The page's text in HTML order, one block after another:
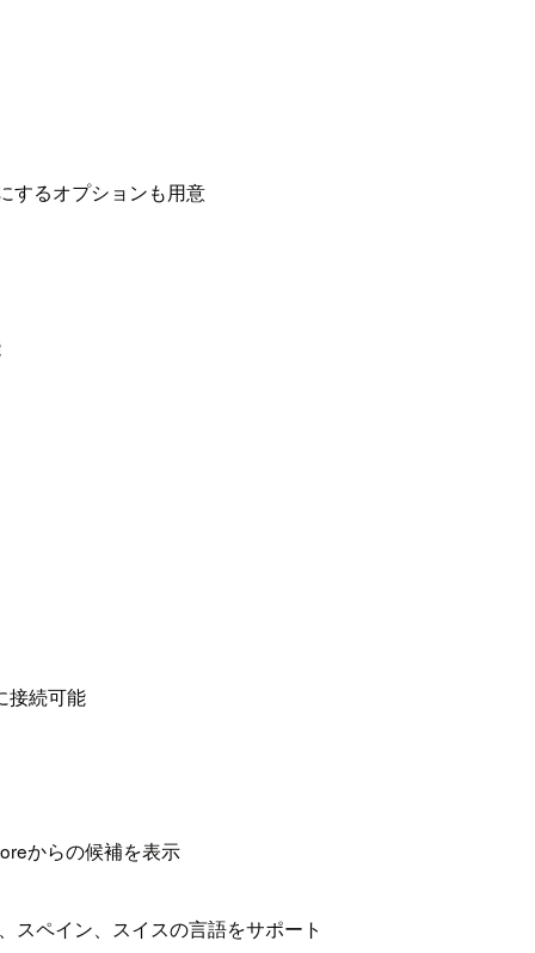
するオプションも用意
接続可能
からの候補を表示
スペイン、スイスの言語をサポート